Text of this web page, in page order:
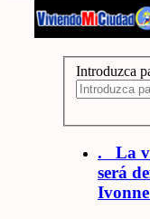
Introduzca
. La
será